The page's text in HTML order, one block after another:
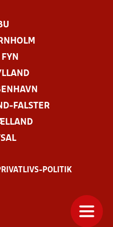
FALSTER
POLITIK